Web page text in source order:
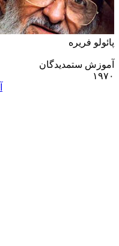
پائولو فريره
آموزش ستمديدگان
۱۹۷۰